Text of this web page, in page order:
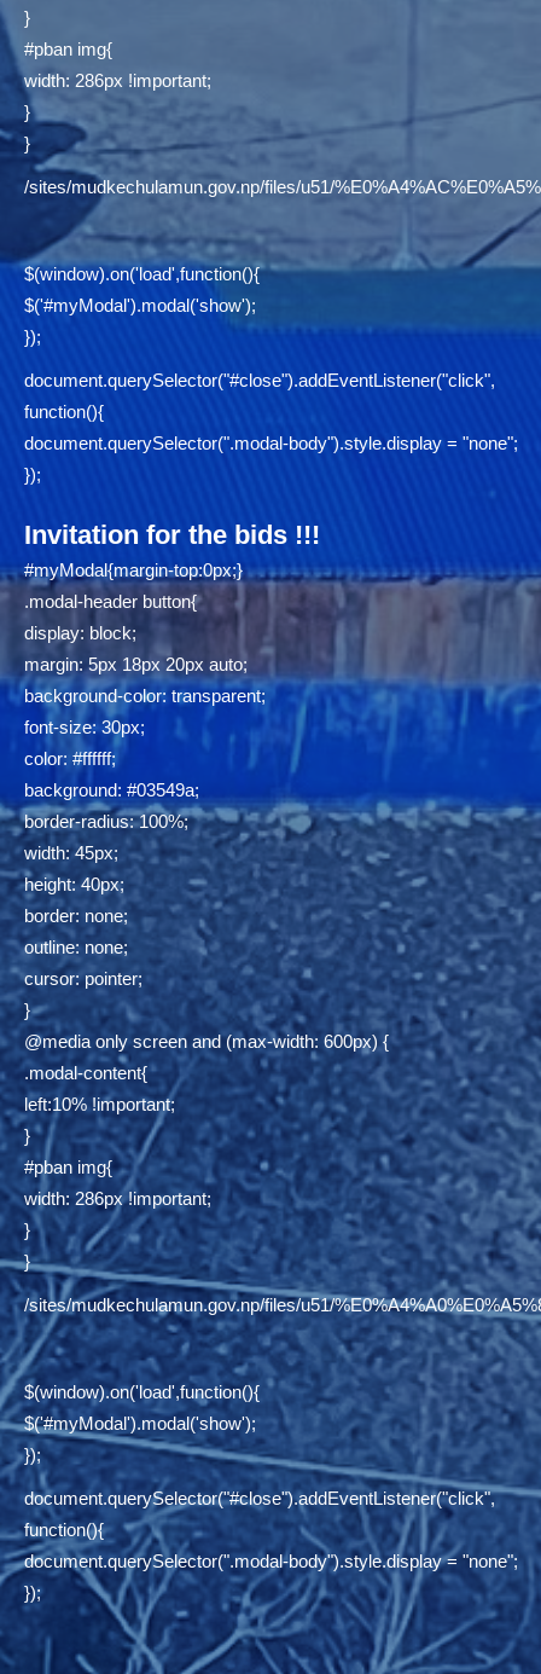
}
#pban img{
width: 286px !important;
}
}
/sites/mudkechulamun.gov.np/files/u51/
$(window).on('load',function(){
$('#myModal').modal('show');
});
document.querySelector("#close").addEventListener("click",
function(){
document.querySelector(".modal-body").style.display = "none";
});
Invitation for the bids !!!
#myModal{margin-top:0px;}
.modal-header button{
display: block;
margin: 5px 18px 20px auto;
background-color: transparent;
font-size: 30px;
color: #ffffff;
background: #03549a;
border-radius: 100%;
width: 45px;
height: 40px;
border: none;
outline: none;
cursor: pointer;
}
@media only screen and (max-width: 600px) {
.modal-content{
left:10% !important;
}
#pban img{
width: 286px !important;
}
}
/sites/mudkechulamun.gov.np/files/u51/
$(window).on('load',function(){
$('#myModal').modal('show');
});
document.querySelector("#close").addEventListener("click",
function(){
document.querySelector(".modal-body").style.display = "none";
});